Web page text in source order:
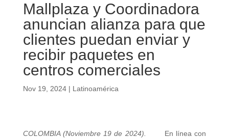
Mallplaza y Coordinadora
anuncian alianza para que
clientes puedan enviar y
recibir paquetes en
centros comerciales
Nov 19, 2024| Latinoamérica
COLOMBIA (Noviembre 19 de 2024). En línea con